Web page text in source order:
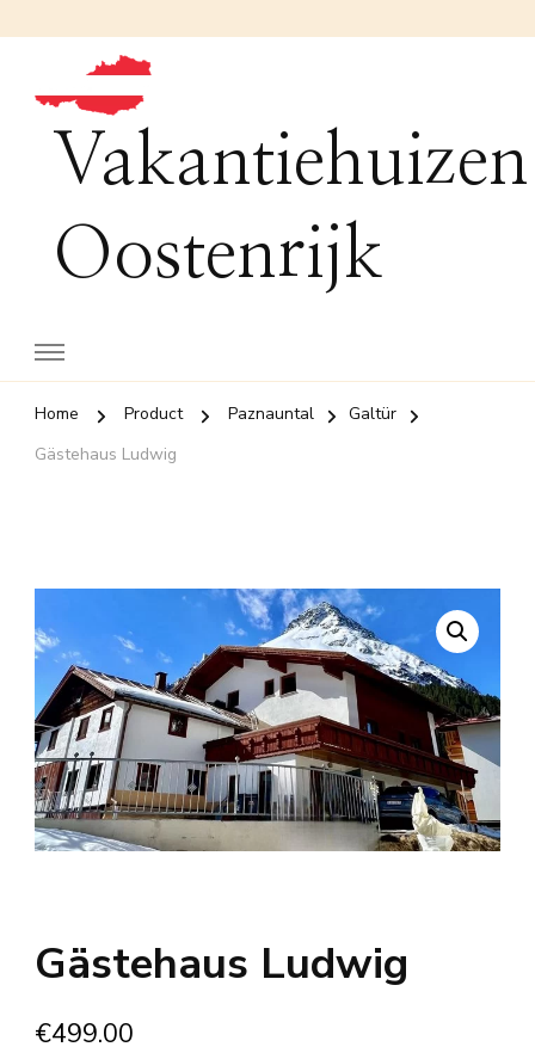
Vakantiehuizen
Oostenrijk
Home Product Paznauntal
Galtür
Gästehaus Ludwig
Gästehaus Ludwig
€499.00